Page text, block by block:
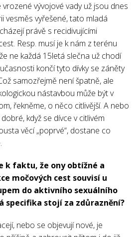
vývojové vady už jsou dnes
vesměs vyřešené, tato mladá
právě s recidivujícími
Resp. musí je k nám z terénu
ne každá 15letá slečna už chodí
končí tyto dívky se záněty
samozřejmě není špatně, ale
nástavbou může být v
řekněme, o něco citlivější. A nebo
když se dívce v citlivém
věcí „poprvé“, dostane co
k faktu, že ony obtížné a
močových cest souvisí u
do aktivního sexuálního
specifika stojí za zdůraznění?
nebo se objevují nové, je